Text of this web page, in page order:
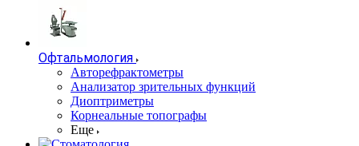
Офтальмология
Авторефрактометры
Анализатор зрительных функций
Диоптриметры
Корнеальные топографы
Еще